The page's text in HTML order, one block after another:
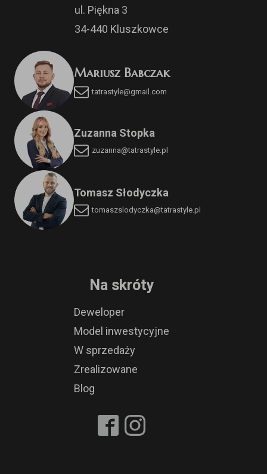
ul. Piękna 3
34-440 Kluszkowce
Mariusz Babczak
tatrastyle@gmail.com
Zuzanna Stopka
zuzanna@tatrastyle.pl
Tomasz Słodyczka
tomaszslodyczka@tatrastyle.pl
Na skróty
Deweloper
Model inwestycyjne
W sprzedaży
Zrealizowane
Blog